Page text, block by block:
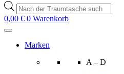
Products
search
0,00 € 0 Warenkorb
Marken
A – D